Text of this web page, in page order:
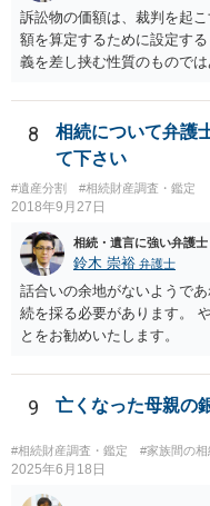
訴訟物の価額は、裁判を起
額を算定するために設定す
義を差し挟む性質のもので
したとしても、変更される
8
相続について弁護
て下さい
#遺産分割 #相続財産調査・鑑定
2018年9月27日
相続・遺言に強い弁護士
鈴木 崇裕 弁護士
話合いの余地がないようで
続を採る必要があります。
とをお勧めいたします。
9 亡くなった母親の
#相続財産調査・鑑定 #家族間の
2025年6月18日